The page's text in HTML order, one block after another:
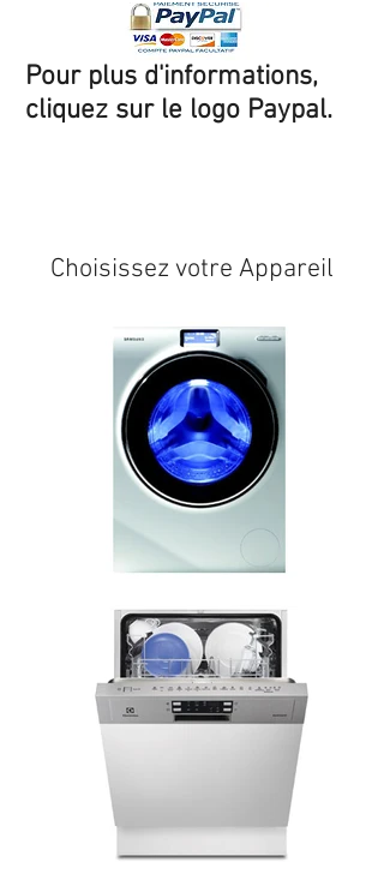
Pour plus d'informations,
cliquez sur le logo Paypal.
Choisissez votre Appareil